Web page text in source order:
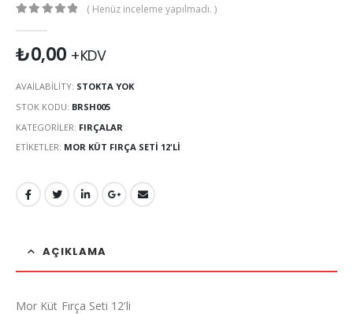
( Henüz inceleme yapılmadı. )
₺0,00 +KDV
AVAILABILITY: STOKTA YOK
STOK KODU: BRSH005
KATEGORILER: FIRÇALAR
ETIKETLER: MOR KÜT FIRÇA SETI 12'LI
AÇIKLAMA
Mor Küt Fırça Seti 12’li